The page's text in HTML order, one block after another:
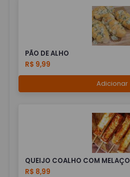
PÃO DE ALHO
R$ 9,99
Adicionar
QUEIJO COALHO COM MELAÇO
R$ 8,99